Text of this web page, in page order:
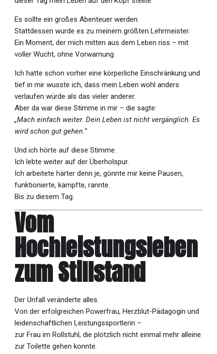
Es sollte ein großes Abenteuer werden.
Stattdessen wurde es zu meinem größten Lehrmeister.
Ein Moment, der mich mitten aus dem Leben riss – mit
voller Wucht, ohne Vorwarnung.
Ich hatte schon vorher eine körperliche Einschränkung und
tief in mir wusste ich, dass mein Leben wohl anders
verlaufen würde als das vieler anderer.
Aber da war diese Stimme in mir – die sagte:
„Mach einfach weiter. Dein Leben ist nicht vergänglich. Es
wird schon gut gehen.“
Und ich hörte auf diese Stimme.
Ich lebte weiter auf der Überholspur.
Ich arbeitete härter denn je, gönnte mir keine Pausen,
funktionierte, kämpfte, rannte.
Bis zu diesem Tag.
Vom
Hochleistungsleben
zum Stillstand
Der Unfall veränderte alles.
Von der erfolgreichen Powerfrau, Herzblut-Pädagogin und
leidenschaftlichen Leistungssportlerin –
zur Frau im Rollstuhl, die plötzlich nicht einmal mehr alleine
zur Toilette gehen konnte.